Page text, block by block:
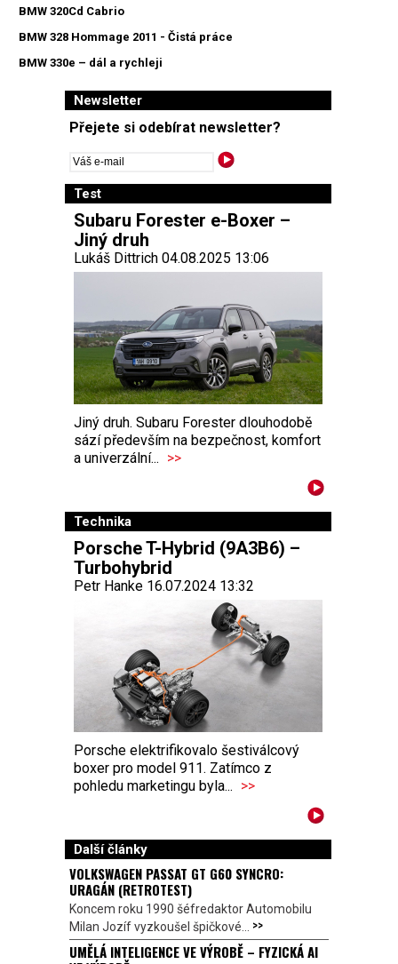
BMW 320Cd Cabrio
BMW 328 Hommage 2011 - Čistá práce
BMW 330e – dál a rychleji
Newsletter
Přejete si odebírat newsletter?
Test
Subaru Forester e-Boxer –
Jiný druh
Lukáš Dittrich 04.08.2025 13:06
Jiný druh. Subaru Forester dlouhodobě
sází především na bezpečnost, komfort
a univerzální... >>
Technika
Porsche T-Hybrid (9A3B6) –
Turbohybrid
Petr Hanke 16.07.2024 13:32
Porsche elektrifikovalo šestiválcový
boxer pro model 911. Zatímco z
pohledu marketingu byla... >>
Další články
VOLKSWAGEN PASSAT GT G60 SYNCRO:
URAGÁN (RETROTEST)
Koncem roku 1990 šéfredaktor Automobilu
Milan Jozíf vyzkoušel špičkové... >>
UMĚLÁ INTELIGENCE VE VÝROBĚ – FYZICKÁ AI